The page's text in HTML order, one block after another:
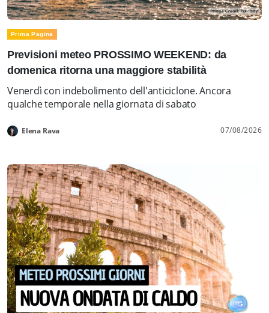
Prima Pagina
Previsioni meteo PROSSIMO WEEKEND: da
domenica ritorna una maggiore stabilità
Venerdì con indebolimento dell'anticiclone. Ancora
qualche temporale nella giornata di sabato
Elena Rava 07/08/2026